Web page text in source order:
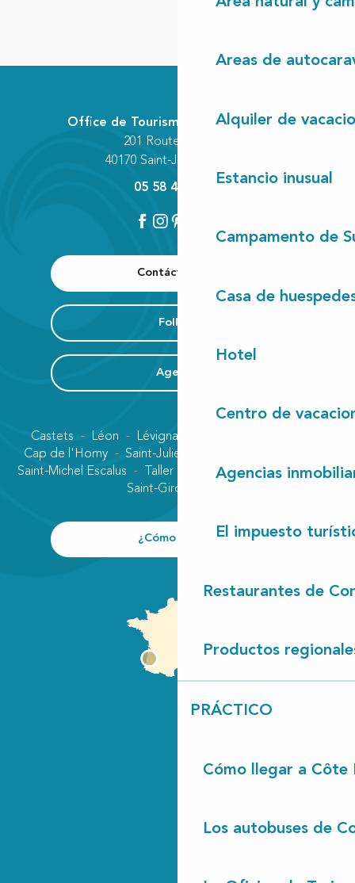
Areas de
Alquiler de
Estancio inusual
Campamento de
Casa de
Hotel
Centro de
Agencias
El impuesto
Restaurantes de
Productos
PRÁCTICO
Cómo llegar a Côte
Los autobuses de
Contáctenos
Folleto
Agenda
Office de Tourisme Communautaire
201 Route des Lacs
40170 Saint-Julien-en-Born
05 58 42 89 80
Castets Léon Lévignacq
Cap de l'Homy
Saint-Julien-en-Born
Saint-Michel Escalus
Taller
Vielle-Saint-Girons
Saint-Girons plage
¿Cómo llegar?